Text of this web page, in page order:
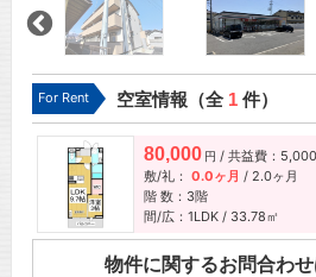
For Rent 空室情報（全 1件）
80,000 円 / 共益費：
敷/礼： 0.0ヶ月 / 2.0ヶ月
階 数：3階
間/広：1LDK / 33.78㎡
物件に関するお問合わ